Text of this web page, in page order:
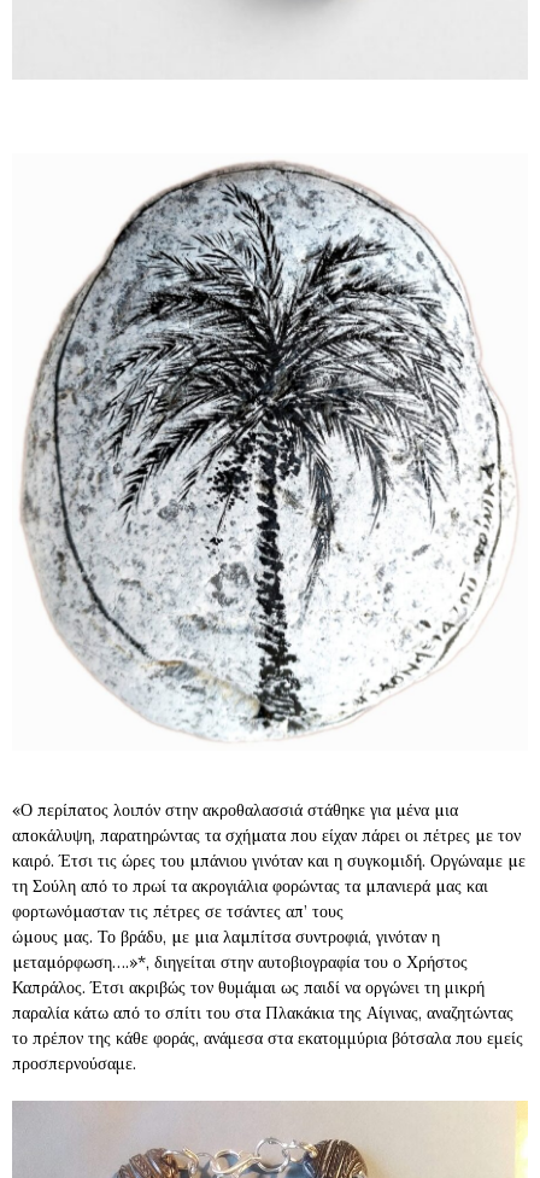
«Ο περίπατος λοιπόν στην ακροθαλασσιά στάθηκε για µένα µια
αποκάλυψη, παρατηρώντας τα σχήµατα που είχαν πάρει οι πέτρες µε τον
καιρό. Έτσι τις ώρες του µπάνιου γινόταν και η συγκοµιδή. Οργώναµε µε
τη Σούλη από το πρωί τα ακρογιάλια φορώντας τα µπανιερά µας και
φορτωνόµασταν τις πέτρες σε τσάντες απ’ τους
ώµους µας. Το βράδυ, µε µια λαµπίτσα συντροφιά, γινόταν η
µεταµόρφωση….»*, διηγείται στην αυτοβιογραφία του ο Χρήστος
Καπράλος. Έτσι ακριβώς τον θυμάμαι ως παιδί να οργώνει τη μικρή
παραλία κάτω από το σπίτι του στα Πλακάκια της Αίγινας, αναζητώντας
το πρέπον της κάθε φοράς, ανάμεσα στα εκατομμύρια βότσαλα που εμείς
προσπερνούσαμε.